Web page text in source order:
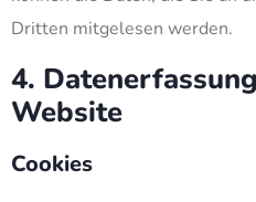
Dritten mitgelesen werden.
4.
Website
Cookies